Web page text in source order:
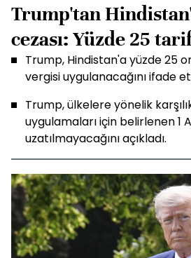
Trump'tan
cezası: Yüzde 25
Trump, Hindistan'a yüzde 25
vergisi uygulanacağını ifade
Trump, ülkelere yönelik
uygulamaları için belirlenen 1
uzatılmayacağını açıkladı.